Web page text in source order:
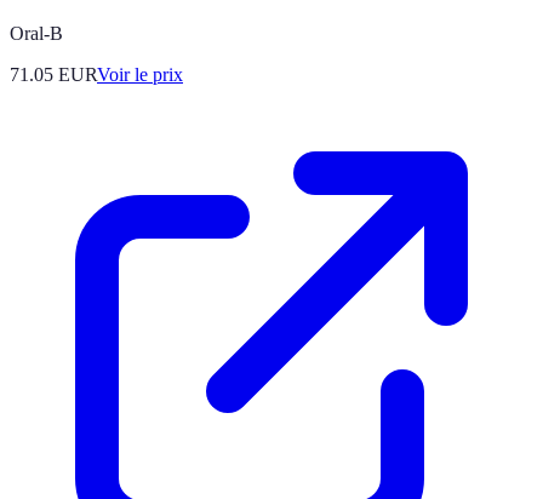
Oral-B
71.05 EURVoir le prix